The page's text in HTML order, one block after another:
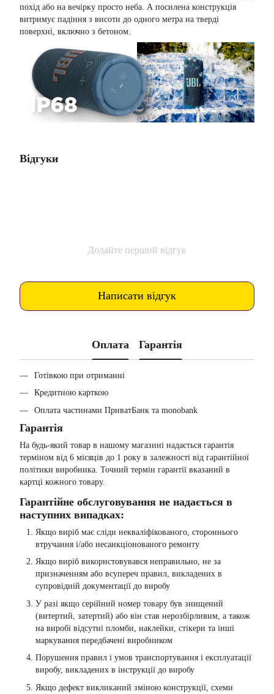
похід або на вечірку просто неба. А посилена конструкція
витримує падіння з висоти до одного метра на тверді
поверхні, включно з бетоном.
Відгуки
Додайте перший відгук
Написати відгук
Оплата Гарантія
Готівкою при отриманні
Кредитною карткою
Оплата частинами ПриватБанк та monobank
Гарантія
На будь-який товар в нашому магазині надається гарантія
терміном від 6 місяців до 1 року в залежності від гарантійної
політики виробника. Точний термін гарантії вказаний в
картці кожного товару.
Гарантійне обслуговування не надається в
наступних випадках:
Якщо виріб має сліди некваліфікованого, стороннього
втручання і/або несанкціонованого ремонту
Якщо виріб використовувався неправильно, не за
призначенням або всупереч правил, викладених в
супровідній документації до виробу
У разі якщо серійний номер товару був знищений
(витертий, затертий) або він став нерозбірливим, а також
на виробі відсутні пломби, наклейки, стікери та інші
маркування передбачені виробником
Порушення правил і умов транспортування і експлуатації
виробу, викладених в інструкції до виробу
Якщо дефект викликаний зміною конструкції, схеми